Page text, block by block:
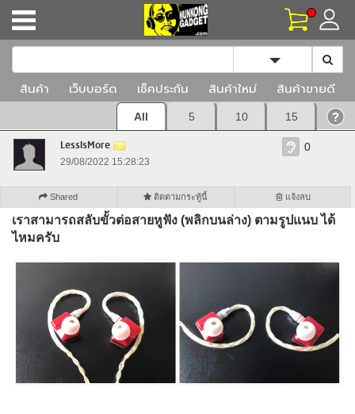
Toggle
สินค้า เว็บบอร์ด เช็คประกัน สินค้าใหม่ สินค้าขายดี
All 5 10 15
LessIsMore
29/08/2022 15:28:23
0
Shared ติดตามกระทู้นี้ แจ้งลบ
เราสามารถสลับขั้วต่อสายหูฟัง (พลิกบนล่าง) ตามรูปแนบ ได้
ไหมครับ